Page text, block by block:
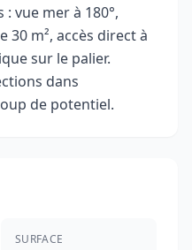
vue mer à 180°,
30 m², accès direct à
sur le palier.
dans
de potentiel.
SURFACE